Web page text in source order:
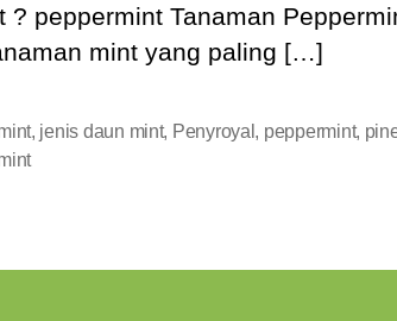
? peppermint Tanaman
mint yang paling […]
, jenis daun mint, Penyroyal , peppermint,